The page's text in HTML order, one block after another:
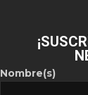
Nombre(s)